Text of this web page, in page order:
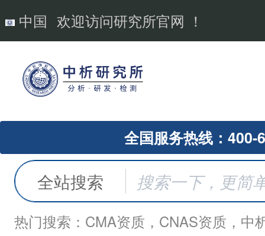
中国 欢迎访问研究所官网 ！
全国服务热线：400-
全站搜索
热门搜索：CMA资质，CNAS资质，中